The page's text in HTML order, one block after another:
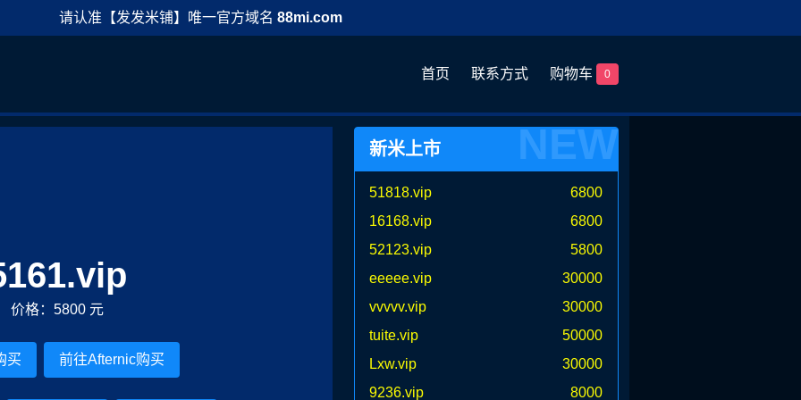
请认准【发发米铺】唯一官方域名 88mi.com
首页 联系方式 购物车 0
价格：5800 元
买 前往Afternic购买
新米上市 NEW
51818.vip
6800
16168.vip
6800
52123.vip
5800
eeeee.vip
30000
vvvvv.vip
30000
tuite.vip
50000
Lxw.vip
30000
9236.vip
8000